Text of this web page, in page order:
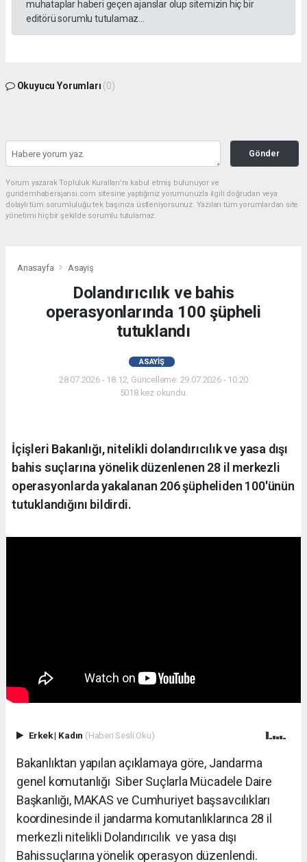
muhataplar haberi geçen ajanslar olup sitemizin hiç bir
editörü sorumlu tutulamaz...
Okuyucu Yorumları (0)
Gönder
Yorum yazarak Topluluk Kuralları’nı kabul etmiş bulunuyor ve
gundemhaberajansi.com sitesine yaptığınız yorumunuzla ilgili doğrudan veya
dolaylı tüm sorumluluğu tek başınıza üstleniyorsunuz. Yazılan tüm yorumlardan site
yönetimi hiçbir şekilde sorumlu tutulamaz.
Anasayfa Asayiş
Dolandırıcılık ve bahis
operasyonlarında 100 şüpheli
tutuklandı
ASAYIŞ
28.07.2026 - 18:12, Güncelleme: 29.07.2026 - 10:20
5018 kez okundu.
İçişleri Bakanlığı, nitelikli dolandırıcılık ve yasa dışı
bahis suçlarına yönelik düzenlenen 28 il merkezli
operasyonlarda yakalanan 206 şüpheliden 100'ünün
tutuklandığını bildirdi.
Erkek| Kadın (Haberi Sesli Oku)
Bakanlıktan yapılan açıklamaya göre, Jandarma
genel komutanlığı Siber Suçlarla Mücadele Daire
Başkanlığı, MAKAS ve Cumhuriyet başsavcılıkları
koordinesinde il jandarma komutanlıklarınca 28 il
merkezli nitelikli Dolandırıcılık ve yasa dışı
Bahissuçlarına yönelik operasyon düzenlendi.